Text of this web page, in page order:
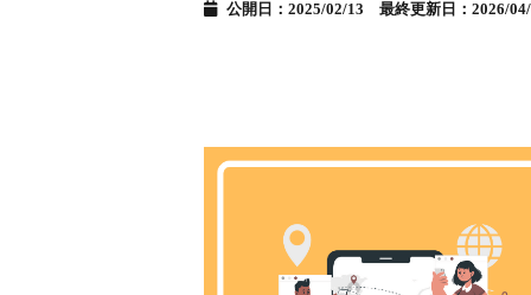
公開日：2025/02/13 最終更新日：2026/